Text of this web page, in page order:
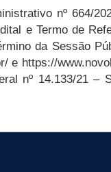
nº 664/
e Termo de
da Sessão
e https://
nº 14.133/21